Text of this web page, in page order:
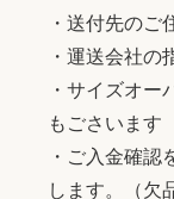
・送付先のご
・運送会社の
・サイズオー
もごさいます
・ご入金確認
します。（欠